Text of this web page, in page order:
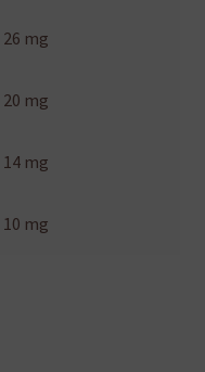
26 mg
20 mg
14 mg
10 mg